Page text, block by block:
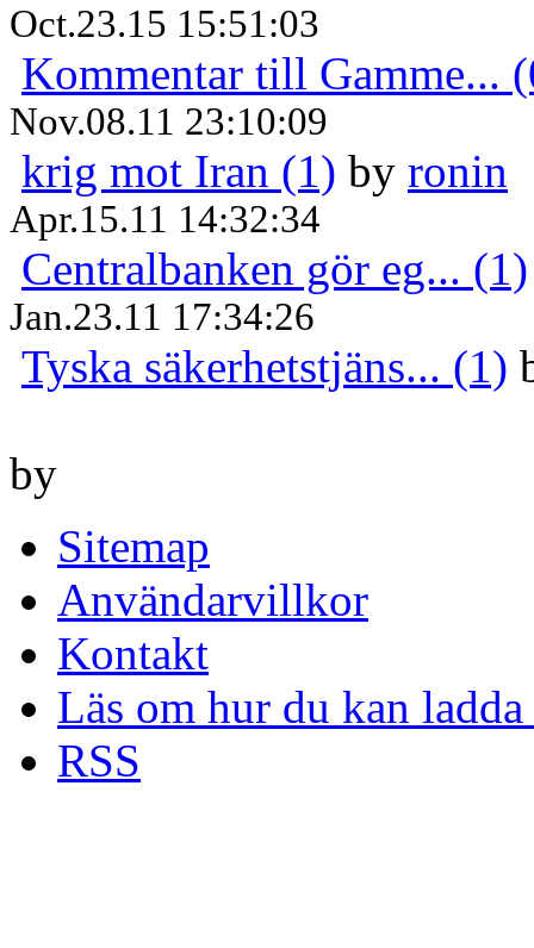
Oct.23.15 15:51:03
Kommentar till Gamme...
Nov.08.11 23:10:09
krig mot Iran (1) by ronin
Apr.15.11 14:32:34
Centralbanken gör eg... (1)
Jan.23.11 17:34:26
Tyska säkerhetstjäns... (1)
by
Sitemap
Användarvillkor
Kontakt
Läs om hur du kan
RSS